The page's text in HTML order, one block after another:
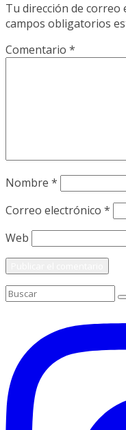
Tu dirección de correo
campos obligatorios
Comentario *
Nombre *
Correo electrónico *
Web